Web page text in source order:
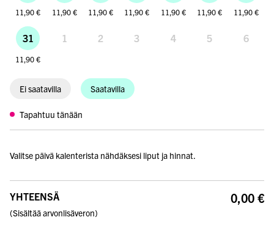
11,90 € 11,90 € 11,90 € 11,90 € 11,90 € 11,90 € 11,90 €
31
11,90 €
1 2 3 4 5 6
Ei saatavilla Saatavilla
Tapahtuu tänään
Valitse päivä kalenterista nähdäksesi liput ja hinnat.
YHTEENSÄ
(Sisältää arvonlisäveron)
0,00 €